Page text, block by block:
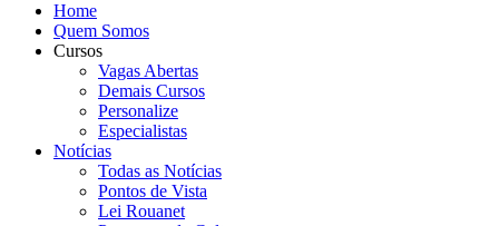
Home
Quem Somos
Cursos
Vagas Abertas
Demais Cursos
Personalize
Especialistas
Notícias
Todas as Notícias
Pontos de Vista
Lei Rouanet